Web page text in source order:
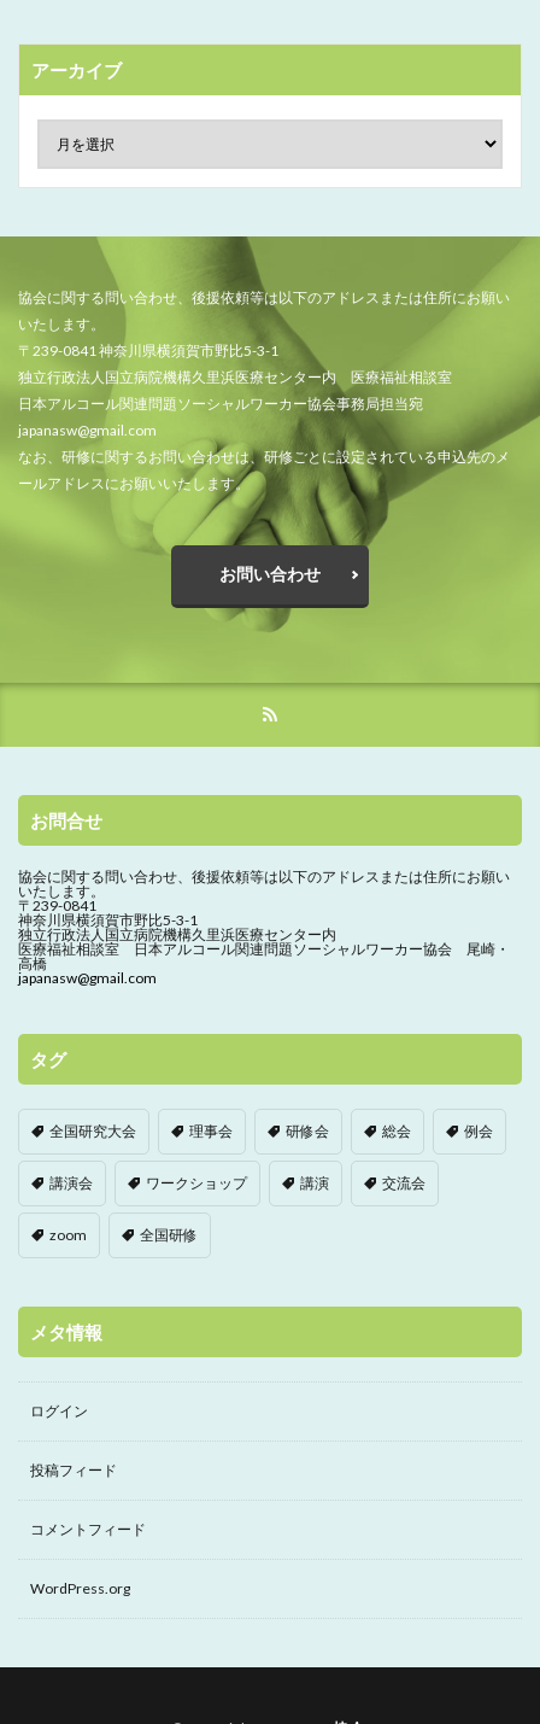
アーカイブ
協会に関する問い合わせ、後援依頼等は以下のアドレスまたは住所にお願い
いたします。
〒239-0841 神奈川県横須賀市野比5-3-1
独立行政法人国立病院機構久里浜医療センター内 医療福祉相談室
日本アルコール関連問題ソーシャルワーカー協会事務局担当宛
japanasw@gmail.com
なお、研修に関するお問い合わせは、研修ごとに設定されている申込先のメ
ールアドレスにお願いいたします。
お問い合わせ
お問合せ
協会に関する問い合わせ、 後援依頼等は以下のアドレスまたは住所にお願い
いたします。
〒239-0841
神奈川県横須賀市野比5-3-1
独立行政法人国立病院機構久里浜医療センター内
医療福祉相談室 日本アルコール関連問題ソーシャルワーカー協会 尾崎・
高橋
japanasw@gmail.com
タグ
全国研究大会 理事会 研修会 総会 例会
講演会 ワークショップ 講演 交流会
zoom 全国研修
メタ情報
ログイン
投稿フィード
コメントフィード
WordPress.org